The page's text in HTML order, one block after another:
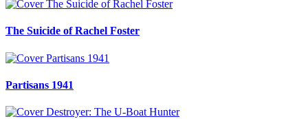
The Suicide of Rachel Foster
Partisans 1941